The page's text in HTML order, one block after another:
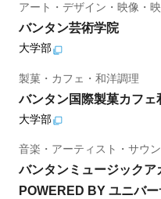
アート・デザイン・映像・
バンタン芸術学院
大学部
製菓・カフェ・和洋調理
バンタン国際製菓カフェ
大学部
音楽・アーティスト・サウ
バンタンミュージックア
POWERED BY ユニバ